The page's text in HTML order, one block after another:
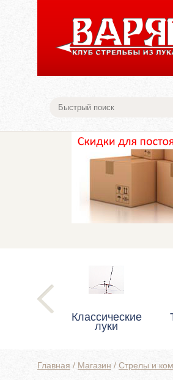
Классические
луки
Главная / Магазин / Стрелы и